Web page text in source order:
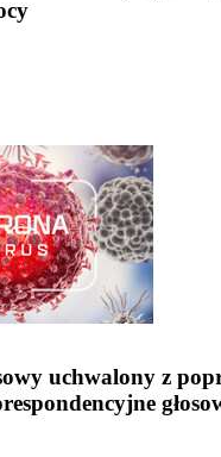
uchwalony z